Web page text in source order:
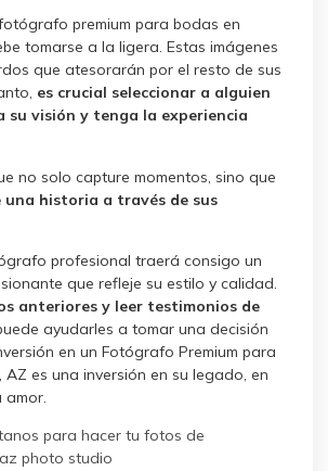
premium para bodas en
tomarse a la ligera. Estas imágenes
que atesorarán por el resto de sus
es crucial seleccionar a alguien
su visión y tenga la experiencia
no solo capture momentos, sino que
una historia a través de sus
profesional traerá consigo un
que refleje su estilo y calidad.
anteriores y leer testimonios de
ayudarles a tomar una decisión
en un Fotógrafo Premium para
AZ es una inversión en su legado, en
amor.